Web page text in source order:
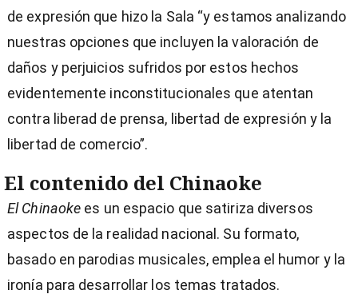
de expresión que hizo la Sala “y estamos analizando
nuestras opciones que incluyen la valoración de
daños y perjuicios sufridos por estos hechos
evidentemente inconstitucionales que atentan
contra liberad de prensa, libertad de expresión y la
libertad de comercio”.
El contenido del Chinaoke
El Chinaoke es un espacio que satiriza diversos
aspectos de la realidad nacional. Su formato,
basado en parodias musicales, emplea el humor y la
ironía para desarrollar los temas tratados.